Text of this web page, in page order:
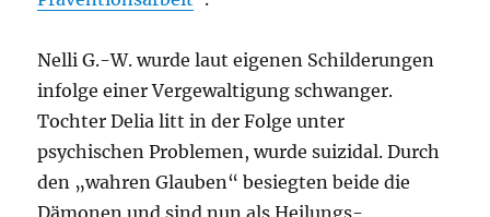
Nelli G.-W. wurde laut eigenen Schilderungen
infolge einer Vergewaltigung schwanger.
Tochter Delia litt in der Folge unter
psychischen Problemen, wurde suizidal. Durch
den „wahren Glauben“ besiegten beide die